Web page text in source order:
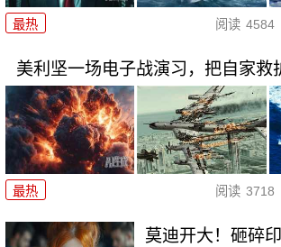
最热 阅读 4584
美利坚一场电子战演习，把自家救
最热 阅读 3718
莫迪开大！砸碎